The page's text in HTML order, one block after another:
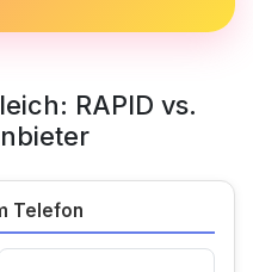
RAPID vs.
Telefon